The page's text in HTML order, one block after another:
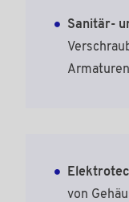
Sanitär-
von